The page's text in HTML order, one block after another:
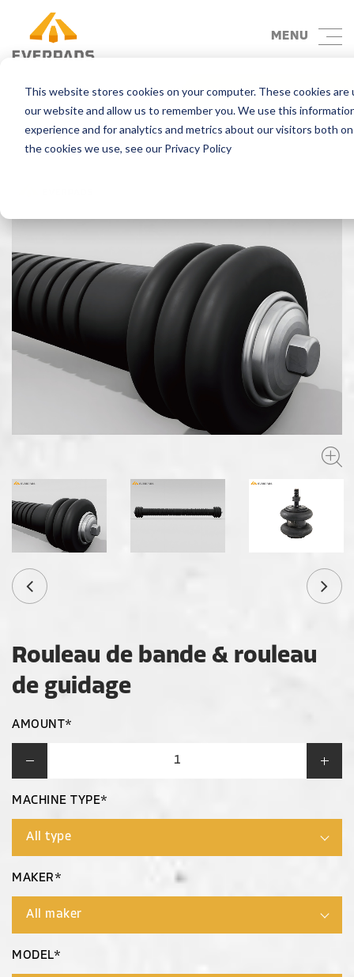
This website stores cookies on your computer. These cookies
our website and allow us to remember you. We use this
experience and for analytics and metrics about our visitors both
the cookies we use, see our Privacy Policy
MENU
retour
Rouleau de bande & rouleau
de guidage
AMOUNT*
MACHINE TYPE*
MAKER*
MODEL*